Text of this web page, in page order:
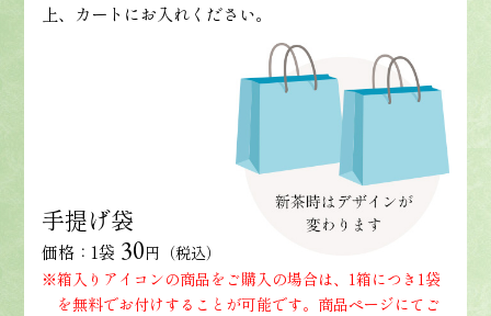
上、カートにお入れください。
手提げ袋
価格：1袋 30円（税込）
※箱入りアイコンの商品をご購入の場合は、1箱につき1袋
を無料でお付けすることが可能です。商品ページにてご